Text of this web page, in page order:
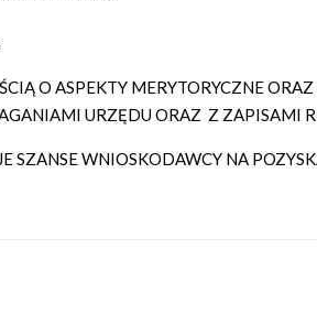
O ASPEKTY MERYTORYCZNE
URZĘDU ORAZ Z ZAPISAMI
SZANSE WNIOSKODAWCY NA